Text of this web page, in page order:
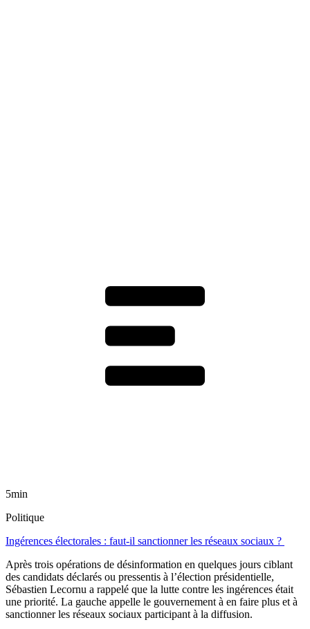
5min
Politique
Ingérences électorales : faut-il sanctionner les réseaux sociaux ?
Après trois opérations de désinformation en quelques jours ciblant
des candidats déclarés ou pressentis à l’élection présidentielle,
Sébastien Lecornu a rappelé que la lutte contre les ingérences était
une priorité. La gauche appelle le gouvernement à en faire plus et à
sanctionner les réseaux sociaux participant à la diffusion.